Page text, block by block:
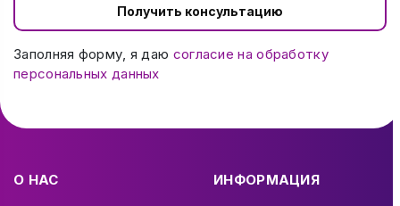
Получить консультацию
Заполняя форму, я даю согласие на обработку
персональных данных
О НАС ИНФОРМАЦИЯ